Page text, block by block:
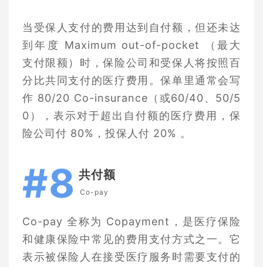
当受保人支付的费用达到自付额，但还未达
到年度 Maximum out-of-pocket （最大
支付限额）时，保险公司和受保人将按照百
分比共同支付的医疗费用。保单里通常会写
作 80/20 Co-insurance（或60/40、50/5
0），表示对于超出自付额的医疗费用，保
险公司付 80%，投保人付 20% 。
#8 共付额
Co-pay
Co-pay 全称为 Copayment，是医疗保险
和健康保险中常见的费用支付方式之一。它
表示被保险人在接受医疗服务时需要支付的